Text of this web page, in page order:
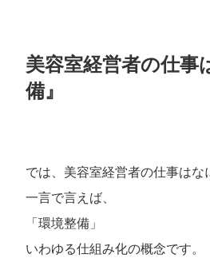
美容室経営者の仕事
備』
では、美容室経営者の仕事はな
一言で言えば、
「環境整備」
いわゆる仕組み化の概念です。